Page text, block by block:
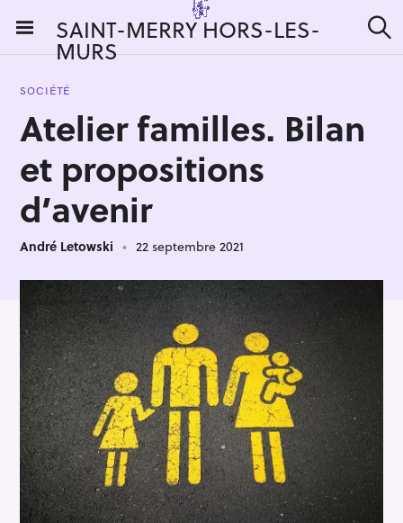
i
SAINT-MERRY HORS-LES-
MURS e
SOCIÉTÉ
Atelier familles. Bilan
et propositions
d’avenir
André Letowski 22 septembre 2021